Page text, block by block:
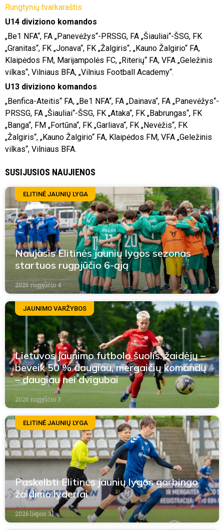
Rungtynių tvarkaraštis
U14 diviziono komandos
„Be1 NFA“, FA „Panevėžys“-PRSSG, FA „Šiauliai“-ŠSG, FK
„Granitas“, FK „Jonava“, FK „Žalgiris“, „Kauno Žalgirio“ FA,
Klaipėdos FM, Marijampolės FC, „Riterių“ FA, VFA „Geležinis
vilkas“, Vilniaus BFA, „Vilnius Football Academy“.
U13 diviziono komandos
„Benfica-Ateitis“ FA, „Be1 NFA“, FA „Dainava“, FA „Panevėžys“-
PRSSG, FA „Šiauliai“-ŠSG, FK „Ataka“, FK „Babrungas“, FK
„Banga“, FM „Fortūna“, FK „Garliava“, FK „Nevėžis“, FK
„Žalgiris“, „Kauno Žalgirio“ FA, Klaipėdos FM, VFA „Geležinis
vilkas“, Vilniaus BFA.
SUSIJUSIOS NAUJIENOS
ELITINĖ JAUNIŲ LYGA
Naujasis Elitinės jaunių lygos sezonas
startuos rugpjūčio 6-ąją
2026 rugpjūčio 4
JAUNIMO VARŽYBOS
Lietuvos jaunimo futbolo šuolis: žaidėjų –
beveik 50 % daugiau, mergaičių komandų
– daugiau nei dvigubai
2026 rugpjūčio 3
ELITINĖ JAUNIŲ LYGA
Paskelbti Elitinės jaunių lygos garbingo
žaidimo lyderiai
2026 liepos 31